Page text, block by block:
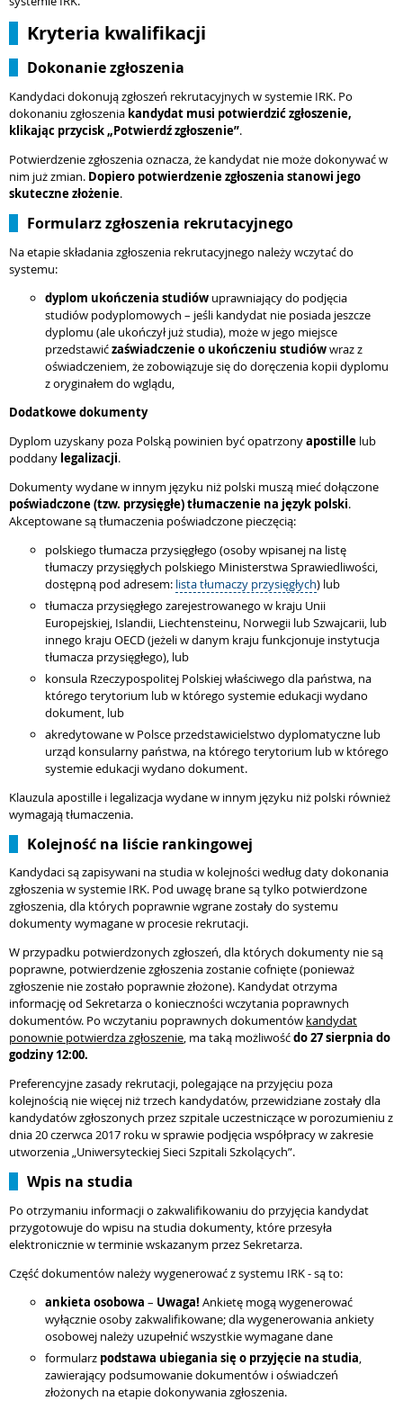
Kryteria kwalifikacji
Dokonanie zgłoszenia
Kandydaci dokonują zgłoszeń rekrutacyjnych w systemie IRK. Po
dokonaniu zgłoszenia kandydat musi potwierdzić zgłoszenie,
klikając przycisk „Potwierdź zgłoszenie”.
Potwierdzenie zgłoszenia oznacza, że kandydat nie może dokonywać w
nim już zmian. Dopiero potwierdzenie zgłoszenia stanowi jego
skuteczne złożenie.
Formularz zgłoszenia rekrutacyjnego
Na etapie składania zgłoszenia rekrutacyjnego należy wczytać do
systemu:
dyplom ukończenia studiów uprawniający do podjęcia
studiów podyplomowych – jeśli kandydat nie posiada jeszcze
dyplomu (ale ukończył już studia), może w jego miejsce
przedstawićzaświadczenie o ukończeniu studiówwraz z
oświadczeniem, że zobowiązuje się do doręczenia kopii dyplomu
z oryginałem do wglądu,
Dodatkowe dokumenty
Dyplom uzyskany poza Polską powinien być opatrzonyapostille lub
poddany legalizacji.
Dokumenty wydane w innym języku niż polski muszą mieć dołączone
poświadczone (tzw. przysięgłe) tłumaczenie na język polski.
Akceptowane są tłumaczenia poświadczone pieczęcią:
polskiego tłumacza przysięgłego (osoby wpisanej na listę
tłumaczy przysięgłych polskiego Ministerstwa Sprawiedliwości,
dostępną pod adresem: lista tłumaczy przysięgłych) lub
tłumacza przysięgłego zarejestrowanego w kraju Unii
Europejskiej, Islandii, Liechtensteinu, Norwegii lub Szwajcarii, lub
innego kraju OECD (jeżeli w danym kraju funkcjonuje instytucja
tłumacza przysięgłego), lub
konsula Rzeczypospolitej Polskiej właściwego dla państwa, na
którego terytorium lub w którego systemie edukacji wydano
dokument, lub
akredytowane w Polsce przedstawicielstwo dyplomatyczne lub
urząd konsularny państwa, na którego terytorium lub w którego
systemie edukacji wydano dokument.
Klauzula apostille i legalizacja wydane w innym języku niż polski również
wymagają tłumaczenia.
Kolejność na liście rankingowej
Kandydaci są zapisywani na studia w kolejności według daty dokonania
zgłoszenia w systemie IRK. Pod uwagę brane są tylko potwierdzone
zgłoszenia, dla których poprawnie wgrane zostały do systemu
dokumenty wymagane w procesie rekrutacji.
W przypadku potwierdzonych zgłoszeń, dla których dokumenty nie są
poprawne, potwierdzenie zgłoszenia zostanie cofnięte (ponieważ
zgłoszenie nie zostało poprawnie złożone). Kandydat otrzyma
informację od Sekretarza o konieczności wczytania poprawnych
dokumentów. Po wczytaniu poprawnych dokumentów kandydat
ponownie potwierdza zgłoszenie, ma taką możliwośćdo 27 sierpnia do
godziny 12:00.
Preferencyjne zasady rekrutacji, polegające na przyjęciu poza
kolejnością nie więcej niż trzech kandydatów, przewidziane zostały dla
kandydatów zgłoszonych przez szpitale uczestniczące w porozumieniu z
dnia 20 czerwca 2017 roku w sprawie podjęcia współpracy w zakresie
utworzenia „Uniwersyteckiej Sieci Szpitali Szkolących”.
Wpis na studia
Po otrzymaniu informacji o zakwalifikowaniu do przyjęcia kandydat
przygotowuje do wpisu na studia dokumenty, które przesyła
elektronicznie w terminie wskazanym przez Sekretarza.
Część dokumentów należy wygenerować z systemu IRK - są to:
ankieta osobowa – Uwaga! Ankietę mogą wygenerować
wyłącznie osoby zakwalifikowane; dla wygenerowania ankiety
osobowej należy uzupełnić wszystkie wymagane dane
formularz podstawa ubiegania się o przyjęcie na studia,
zawierający podsumowanie dokumentów i oświadczeń
złożonych na etapie dokonywania zgłoszenia.